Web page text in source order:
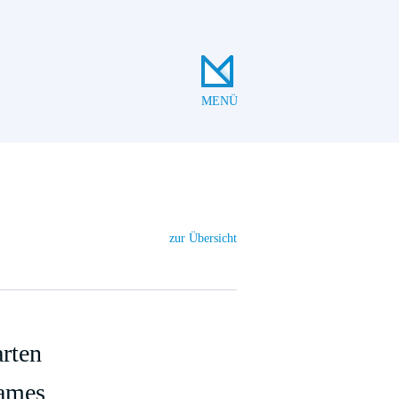
MENÜ
zur Übersicht